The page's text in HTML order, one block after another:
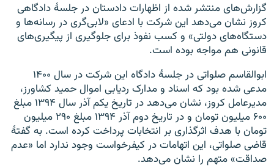
گزارش‌های منتشر شده از اظهارات دادستان در جلسهٔ دادگاهی
کروز نشان می‌دهد این شرکت با ادعای «لابی‌گری در رسانه‌ها و
دستگاه‌های دولتی» و کسب نفوذ برای جلوگیری از پیگیری‌های
قانونی هم مواجه بوده است.
ابوالقاسم صلواتی در جلسهٔ دادگاه این شرکت در سال ۱۴۰۰
مدعی شده بود که اسناد و مدارک ردیابی اموال حمید کشاورز،
مدیرعامل کروز، نشان می‌دهد در تاریخ یکم آذر سال ۱۳۹۴ مبلغ
۶۰۰ میلیون تومان و در تاریخ دوم آذر ۱۳۹۴ مبلغ ۲۹۰ میلیون
تومان با هدف اثرگذاری بر انتخابات پرداخت کرده است. به گفتهٔ
قاضی صلواتی، این اتهامات در کیفرخواست وجود ندارد اما «عدم
صداقت» متهم را نشان می‌دهد.